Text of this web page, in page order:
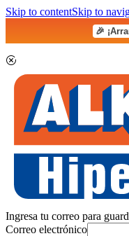
Skip to contentSkip to
🎉
Ingresa tu correo para
Correo electrónico